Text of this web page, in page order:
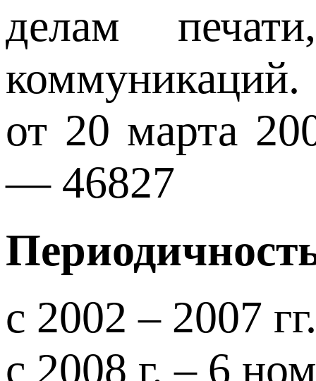
делам
от 20 марта
— 46827
с 2002 – 2007
с 2008 г. – 6